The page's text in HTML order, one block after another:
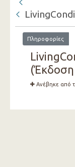
Πληροφορίες
(Έκδοση
Ανέβηκε από